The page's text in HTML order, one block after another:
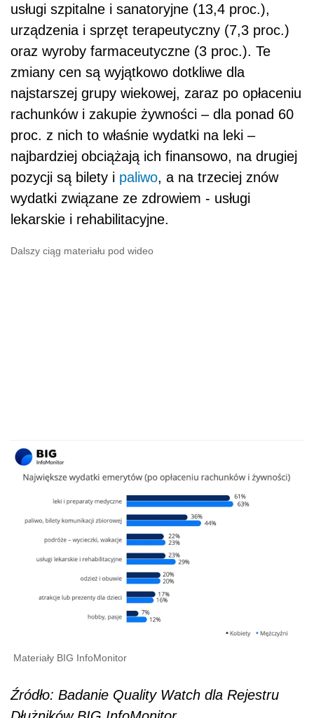
usługi szpitalne i sanatoryjne (13,4 proc.),
urządzenia i sprzęt terapeutyczny (7,3 proc.)
oraz wyroby farmaceutyczne (3 proc.). Te
zmiany cen są wyjątkowo dotkliwe dla
najstarszej grupy wiekowej, zaraz po opłaceniu
rachunków i zakupie żywności – dla ponad 60
proc. z nich to właśnie wydatki na leki –
najbardziej obciążają ich finansowo, na drugiej
pozycji są bilety i paliwo, a na trzeciej znów
wydatki związane ze zdrowiem - usługi
lekarskie i rehabilitacyjne.
Dalszy ciąg materiału pod wideo
Materiały BIG InfoMonitor
Źródło: Badanie Quality Watch dla Rejestru